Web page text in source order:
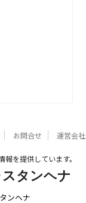
お問合せ 運営会社
を提供しています。
タンヘナ
ンヘナ